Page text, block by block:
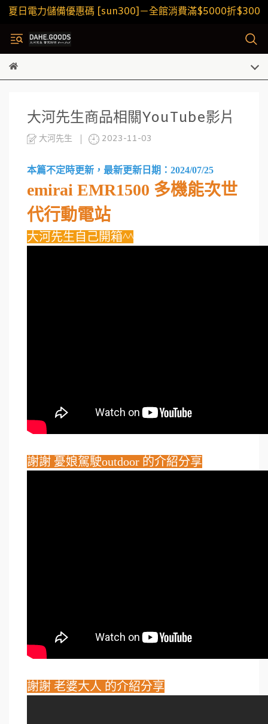
夏日電力儲備優惠碼 [sun300]－全館消費滿$5000折$300
大河先生商品相關YouTube影片
大河先生 2023-11-03
本篇不定時更新，最新更新日期：2024/07/25
emirai EMR1500 多機能次世
代行動電站
大河先生自己開箱^^
謝謝 憂娘駕駛outdoor 的介紹分享
謝謝 老婆大人 的介紹分享